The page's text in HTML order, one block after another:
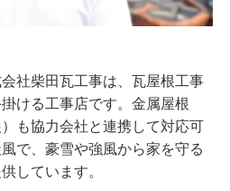
社柴田瓦工事は、瓦屋根工事
ける工事店です。金属屋根
）も協力会社と連携して対応可
で、豪雪や強風から家を守る
しています。